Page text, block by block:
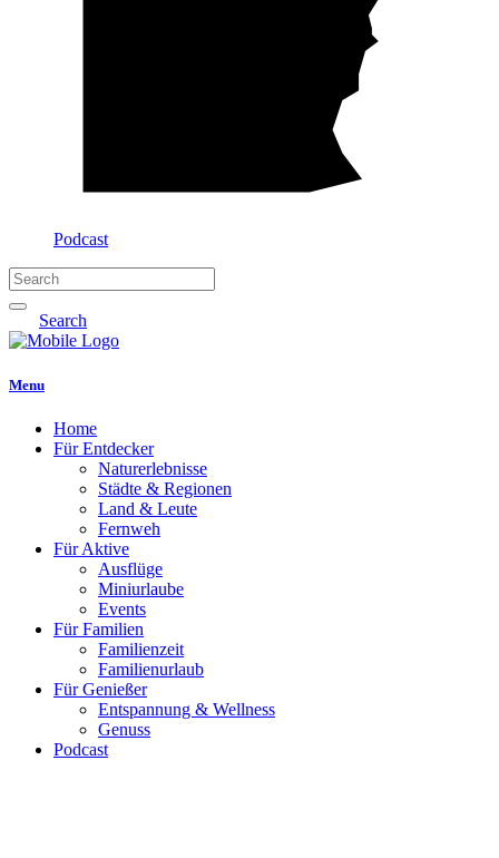
Podcast
Search
Menu
Home
Für Entdecker
Naturerlebnisse
Städte & Regionen
Land & Leute
Fernweh
Für Aktive
Ausflüge
Miniurlaube
Events
Für Familien
Familienzeit
Familienurlaub
Für Genießer
Entspannung & Wellness
Genuss
Podcast